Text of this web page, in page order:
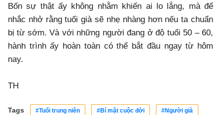
Bốn sự thật ấy không nhằm khiến ai lo lắng, mà để
nhắc nhở rằng tuổi già sẽ nhẹ nhàng hơn nếu ta chuẩn
bị từ sớm. Và với những người đang ở độ tuổi 50 – 60,
hành trình ấy hoàn toàn có thể bắt đầu ngay từ hôm
nay.
TH
Tags #Tuổi trung niên #Bí mật cuộc đời #Người già